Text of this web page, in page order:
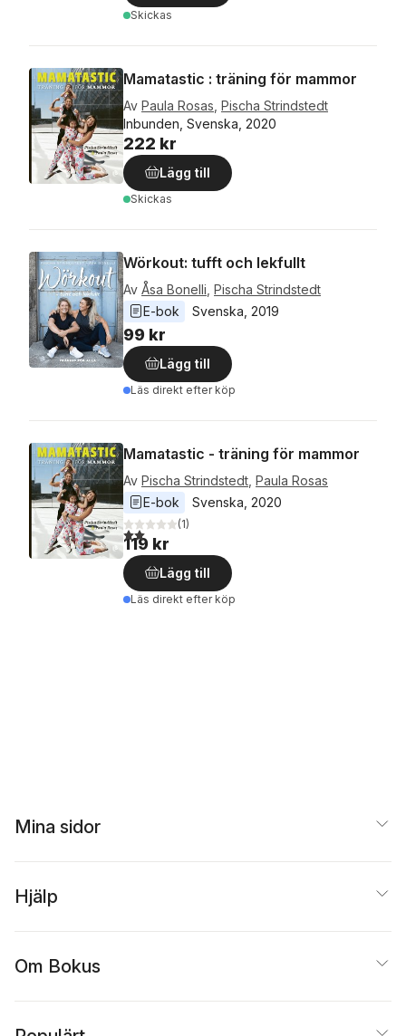
Skickas
Mamatastic : träning för mammor
Av Paula Rosas Pischa Strindstedt
Inbunden, Svenska, 2020
222 kr
Lägg till
Skickas
Wörkout: tufft och lekfullt
Av Åsa Bonelli Pischa Strindstedt
E-bok
Svenska 2019
99 kr
Lägg till
Läs direkt efter köp
Mamatastic - träning för mammor
Av Pischa Strindstedt Paula Rosas
E-bok
Svenska 2020
2,0utav 5 stjärnor. Totalt antal röster:
(1)
119 kr
Lägg till
Läs direkt efter köp
Mina sidor
Hjälp
Om Bokus